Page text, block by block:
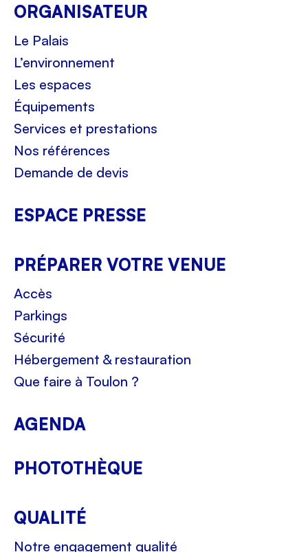
ORGANISATEUR
Le Palais
L’environnement
Les espaces
Équipements
Services et prestations
Nos références
Demande de devis
ESPACE PRESSE
PRÉPARER VOTRE VENUE
Accès
Parkings
Sécurité
Hébergement & restauration
Que faire à Toulon ?
AGENDA
PHOTOTHÈQUE
QUALITÉ
Notre engagement qualité